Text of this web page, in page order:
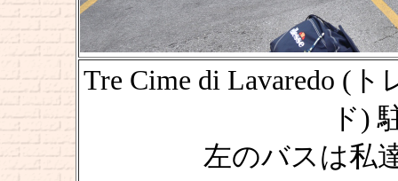
Tre Cime di Lavaredo (
ド)
左のバスは私